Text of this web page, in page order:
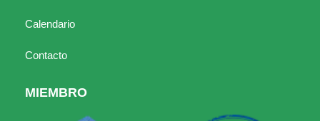
Calendario
Contacto
MIEMBRO